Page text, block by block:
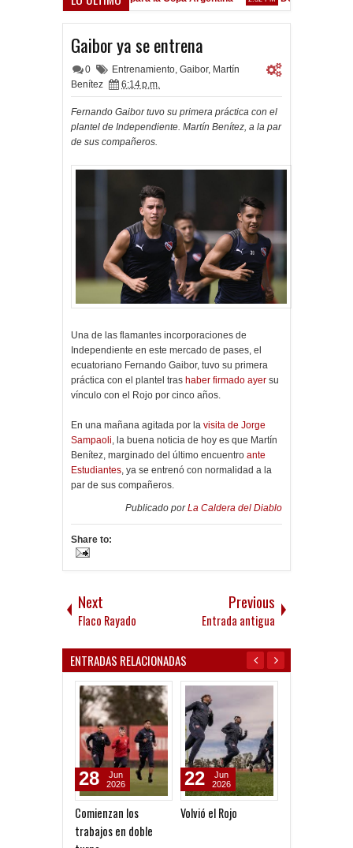
Gaibor ya se entrena
0 Entrenamiento, Gaibor, Martín
Benítez
6:14 p.m.
Fernando Gaibor tuvo su primera práctica con el
plantel de Independiente. Martín Benítez, a la par
de sus compañeros.
Una de las flamantes incorporaciones de
Independiente en este mercado de pases, el
ecuatoriano Fernando Gaibor, tuvo su primera
práctica con el plantel tras haber firmado ayer su
vínculo con el Rojo por cinco años.
En una mañana agitada por la visita de Jorge
Sampaoli , la buena noticia de hoy es que Martín
Benítez, marginado del último encuentro ante
Estudiantes , ya se entrenó con normalidad a la
par de sus compañeros.
Publicado porLa Caldera del Diablo
Share to:
Next
Flaco Rayado
Previous
Entrada antigua
ENTRADAS RELACIONADAS
Volvió el Rojo
22
Jun
2026
Ruiz, ausente
05
Jan
2026